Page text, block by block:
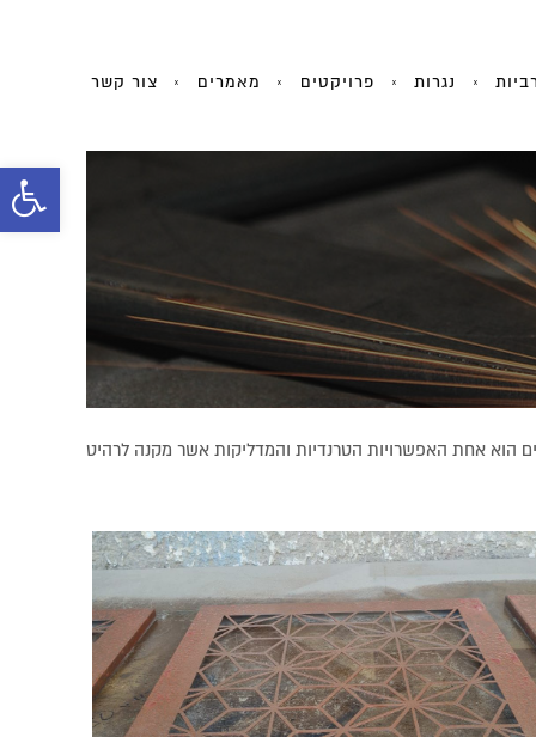
נגרות פרויקטים מאמרים צור קשר
אחת האפשרויות הטרנדיות והמדליקות אשר מקנה לרהיט